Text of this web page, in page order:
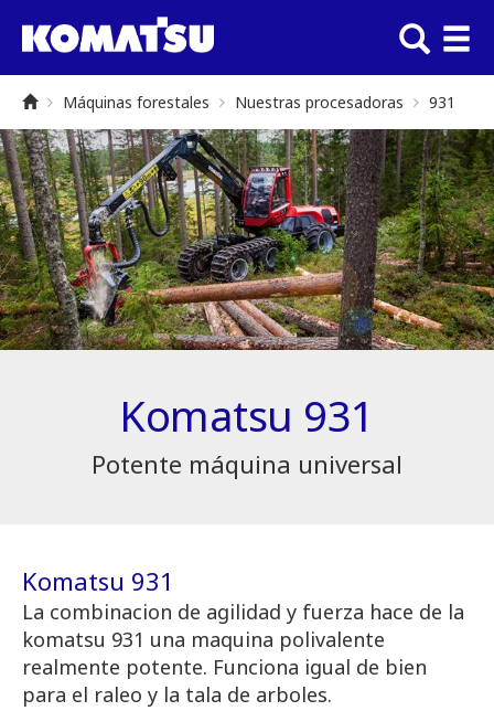
Máquinas forestales Nuestras procesadoras 931
Komatsu 931
Potente máquina universal
Komatsu 931
La combinacion de agilidad y fuerza hace de la
komatsu 931 una maquina polivalente
realmente potente. Funciona igual de bien
para el raleo y la tala de arboles.